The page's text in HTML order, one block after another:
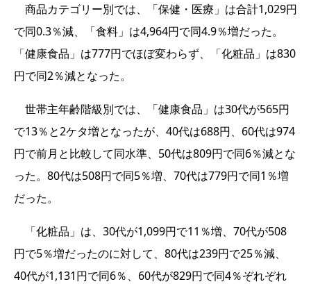
商品カテゴリー別では、「保健・医療」は合計1,029円
で同0.3％減、「食料」は4,964円で同4.9％増だった。
「健康食品」は777円でほぼ変わらず、「化粧品」は830
円で同2％減となった。
世帯主年齢階級別では、「健康食品」は30代が565円
で13％と2ケタ増となったが、40代は688円、60代は974
円で前月と比較して同水準、50代は809円で同6％減とな
った。80代は508円で同5％増、70代は779円で同1％増
だった。
「化粧品」は、30代が1,099円で11％増、70代が508
円で5％増だったのに対して、80代は239円で25％減、
40代が1,131円で同6％、60代が829円で同4％ぞれぞれ